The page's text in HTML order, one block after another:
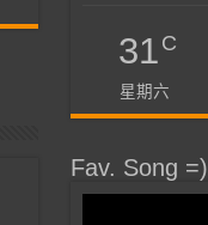
31C
星期六
Fav. Song =)